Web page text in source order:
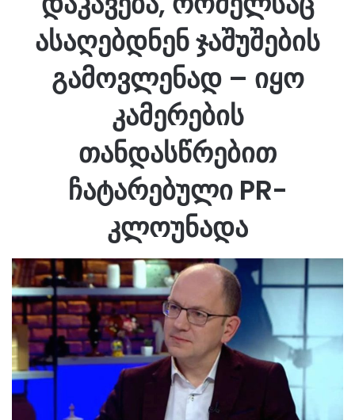
ასაღებდნენ ჯაშუშების
გამოვლენად – იყო
კამერების
თანდასწრებით
ჩატარებული PR-
კლოუნადა